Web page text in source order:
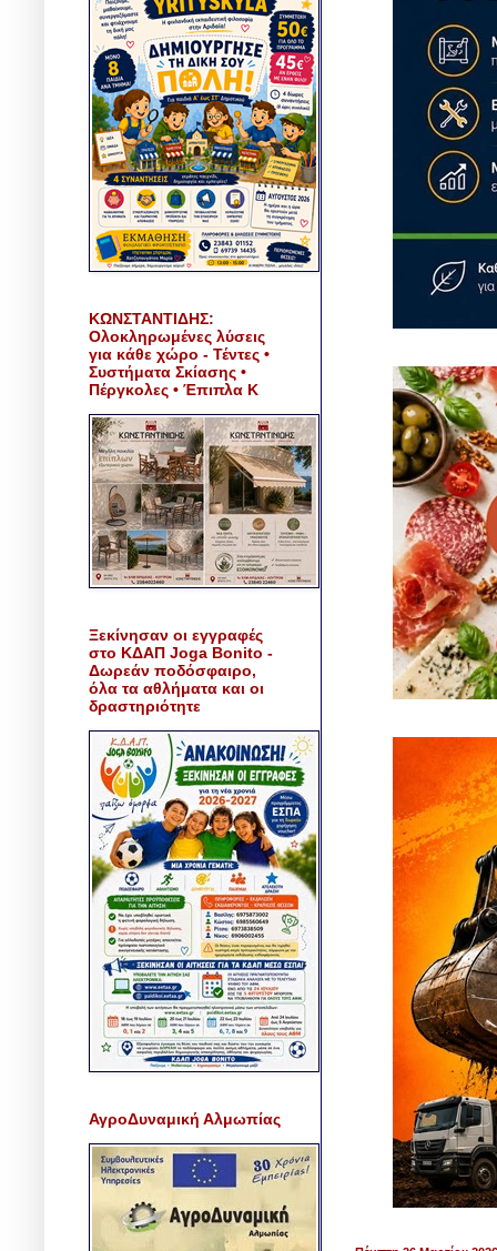
ΚΩΝΣΤΑΝΤΙΔΗΣ:
Ολοκληρωμένες λύσεις
για κάθε χώρο - Τέντες •
Συστήματα Σκίασης •
Πέργκολες • Έπιπλα Κ
Ξεκίνησαν οι εγγραφές
στο ΚΔΑΠ Joga Bonito -
Δωρεάν ποδόσφαιρο,
όλα τα αθλήματα και οι
δραστηριότητε
ΑγροΔυναμική Αλμωπίας